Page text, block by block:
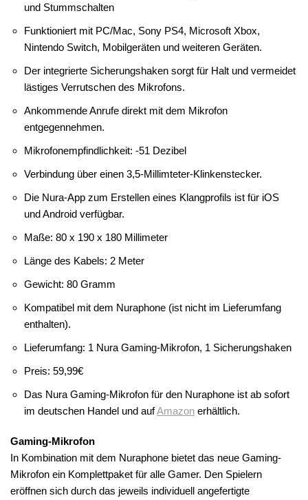
und Stummschalten
Funktioniert mit PC/Mac, Sony PS4, Microsoft Xbox,
Nintendo Switch, Mobilgeräten und weiteren Geräten.
Der integrierte Sicherungshaken sorgt für Halt und vermeidet
lästiges Verrutschen des Mikrofons.
Ankommende Anrufe direkt mit dem Mikrofon
entgegennehmen.
Mikrofonempfindlichkeit: -51 Dezibel
Verbindung über einen 3,5-Millimteter-Klinkenstecker.
Die Nura-App zum Erstellen eines Klangprofils ist für iOS
und Android verfügbar.
Maße: 80 x 190 x 180 Millimeter
Länge des Kabels: 2 Meter
Gewicht: 80 Gramm
Kompatibel mit dem Nuraphone (ist nicht im Lieferumfang
enthalten).
Lieferumfang: 1 Nura Gaming-Mikrofon, 1 Sicherungshaken
Preis: 59,99€
Das Nura Gaming-Mikrofon für den Nuraphone ist ab sofort
im deutschen Handel und aufAmazon erhältlich.
Gaming-Mikrofon
In Kombination mit dem Nuraphone bietet das neue Gaming-
Mikrofon ein Komplettpaket für alle Gamer. Den Spielern
eröffnen sich durch das jeweils individuell angefertigte